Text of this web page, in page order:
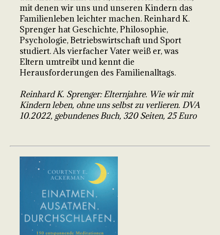
mit denen wir uns und unseren Kindern das
Familienleben leichter machen. Reinhard K.
Sprenger hat Geschichte, Philosophie,
Psychologie, Betriebswirtschaft und Sport
studiert. Als vierfacher Vater weiß er, was
Eltern umtreibt und kennt die
Herausforderungen des Familienalltags.
Reinhard K. Sprenger: Elternjahre. Wie wir mit
Kindern leben, ohne uns selbst zu verlieren. DVA
10.2022, gebundenes Buch, 320 Seiten, 25 Euro